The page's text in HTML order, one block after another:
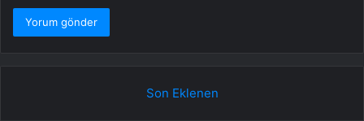
Son Eklenen